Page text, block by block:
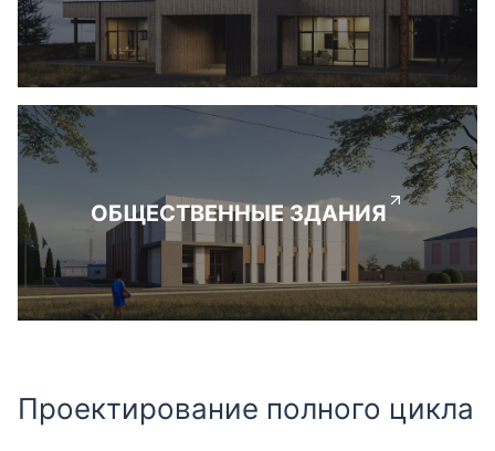
ОБЩЕСТВЕННЫЕ ЗДАНИЯ
Проектирование полного цикла